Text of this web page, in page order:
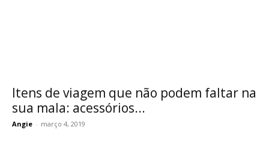
Itens de viagem que não podem faltar na
sua mala: acessórios...
Angie - março 4, 2019